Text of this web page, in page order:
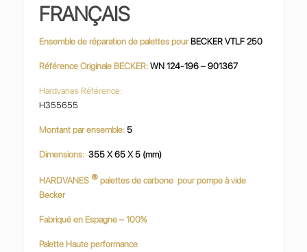
FRANÇAIS
Ensemble de réparation de palettes pourBECKER VTLF 250
Référence Originale BECKER: WN 124-196 – 901367
Hardvanes Référence:
H355655
Montant par ensemble: 5
Dimensions:355 X 65 X 5 (mm)
HARDVANES ® palettes de carbone pour pompe à vide
Becker
Fabriqué en Espagne – 100%
Palette Haute performance